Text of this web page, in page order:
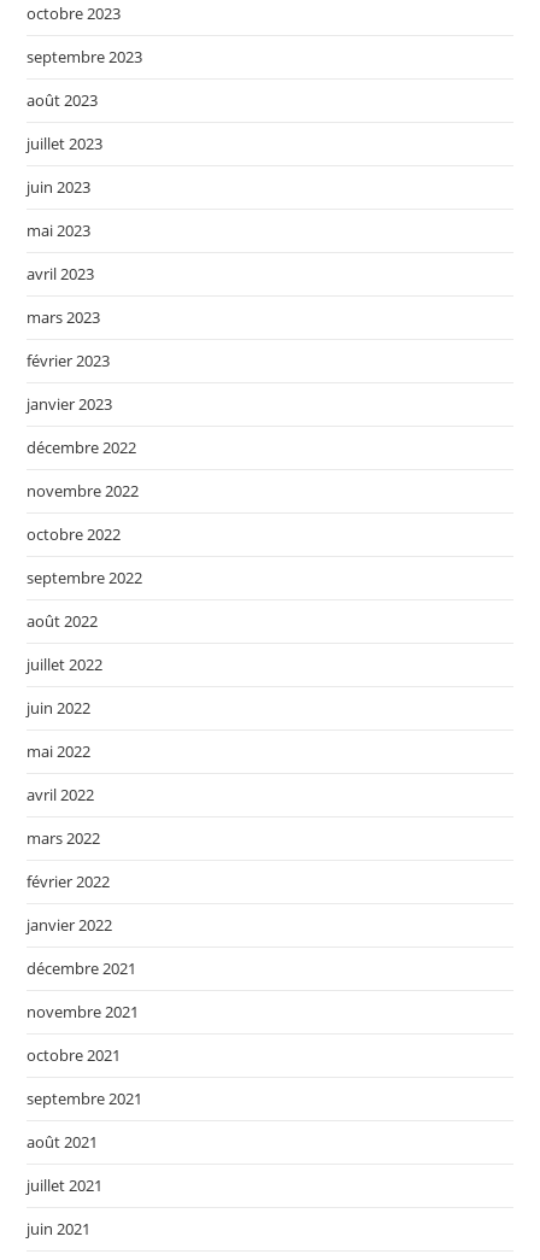
octobre 2023
septembre 2023
août 2023
juillet 2023
juin 2023
mai 2023
avril 2023
mars 2023
février 2023
janvier 2023
décembre 2022
novembre 2022
octobre 2022
septembre 2022
août 2022
juillet 2022
juin 2022
mai 2022
avril 2022
mars 2022
février 2022
janvier 2022
décembre 2021
novembre 2021
octobre 2021
septembre 2021
août 2021
juillet 2021
juin 2021